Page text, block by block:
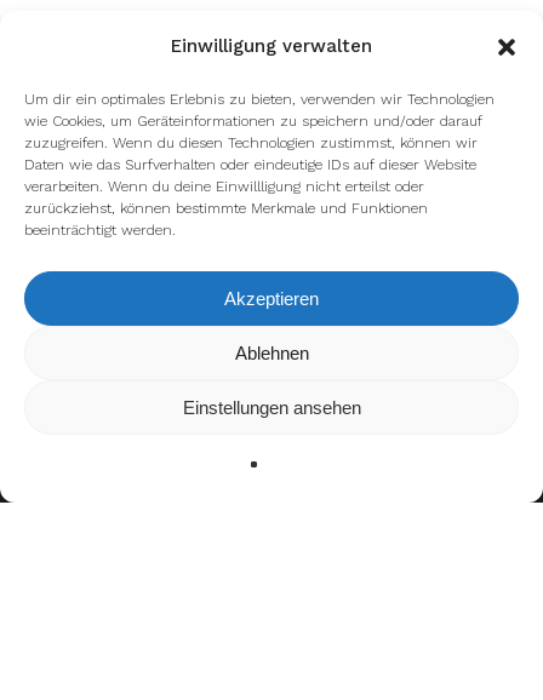
Einwilligung verwalten
Um dir ein optimales Erlebnis zu bieten, verwenden wir Technologien
wie Cookies, um Geräteinformationen zu speichern und/oder darauf
zuzugreifen. Wenn du diesen Technologien zustimmst, können wir
Daten wie das Surfverhalten oder eindeutige IDs auf dieser Website
verarbeiten. Wenn du deine Einwillligung nicht erteilst oder
zurückziehst, können bestimmte Merkmale und Funktionen
beeinträchtigt werden.
Akzeptieren
Ablehnen
Einstellungen ansehen
Wir verwenden Cookies, um dir die bestmögliche Erfahrung auf
kannst du erfahren, welche Cookies wir
verwenden oder sie ausschalten.